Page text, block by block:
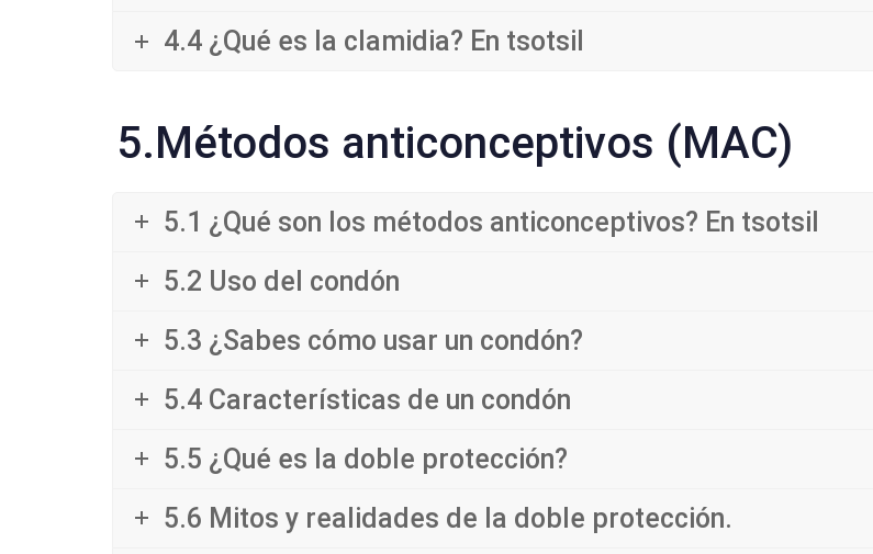
4.4 ¿Qué es la clamidia? En tsotsil
5.Métodos anticonceptivos (MAC)
5.1 ¿Qué son los métodos anticonceptivos? En tsotsil
5.2 Uso del condón
5.3 ¿Sabes cómo usar un condón?
5.4 Características de un condón
5.5 ¿Qué es la doble protección?
5.6 Mitos y realidades de la doble protección.